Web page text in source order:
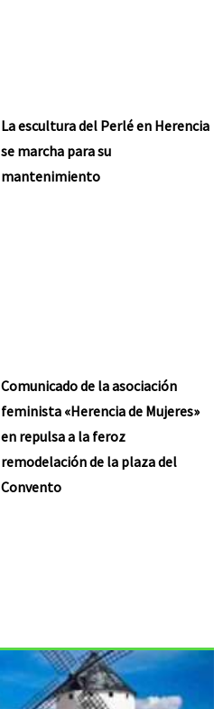
La escultura del Perlé en Herencia
se marcha para su
mantenimiento
Comunicado de la asociación
feminista «Herencia de Mujeres»
en repulsa a la feroz
remodelación de la plaza del
Convento